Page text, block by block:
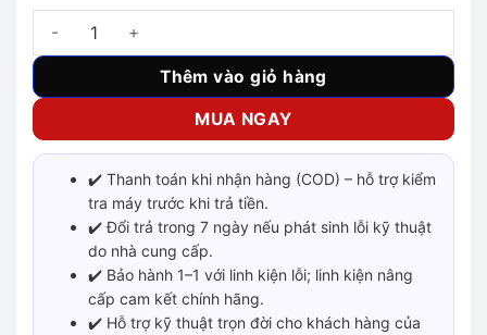
HP ProBook 640 G8 i7-1165G7 số lượng
Thêm vào giỏ hàng
MUA NGAY
✔️ Thanh toán khi nhận hàng (COD) – hỗ trợ kiểm
tra máy trước khi trả tiền.
✔️ Đổi trả trong 7 ngày nếu phát sinh lỗi kỹ thuật
do nhà cung cấp.
✔️ Bảo hành 1–1 với linh kiện lỗi; linh kiện nâng
cấp cam kết chính hãng.
✔️ Hỗ trợ kỹ thuật trọn đời cho khách hàng của